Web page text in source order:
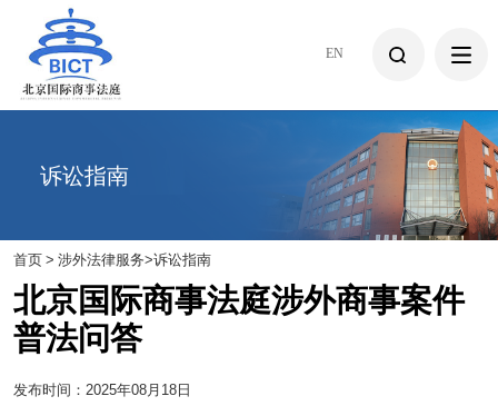
EN
诉讼指南
首页 > 涉外法律服务>诉讼指南
北京国际商事法庭涉外商事案件
普法问答
发布时间：2025年08月18日